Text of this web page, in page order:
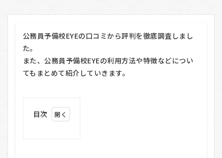
公務員予備校EYEの口コミから評判を徹底調査しまし
た。
また、公務員予備校EYEの利用方法や特徴などについ
てもまとめて紹介していきます。
目次